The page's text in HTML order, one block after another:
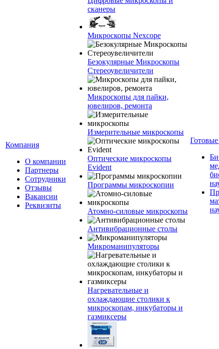
Компания
О компании
Партнеры
Сотрудники
Отзывы
Вакансии
Реквизиты
сканеры
Микроскопы Nexcope
Безокулярные Микроскопы
Стереоувеличители
Микроскопы для пайки,
ювелиров, ремонта
Измерительные микроскопы
Оптические микроскопы
Evident
Программы микроскопии
Атомно-силовые микроскопы
Антивибрационные столы
Микроманипуляторы
Нагревательные и
охлаждающие столики к
микроскопам, инкубаторы и
газмиксеры